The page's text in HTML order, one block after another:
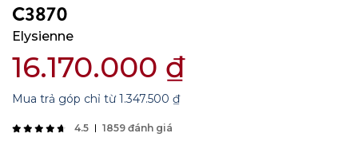
C3870
Elysienne
16.170.000 ₫
Mua trả góp chỉ từ1.347.500 ₫
4.5 1859 đánh giá